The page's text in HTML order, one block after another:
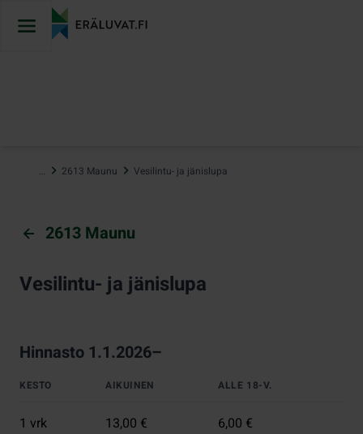
sisältöön
… 2613 Maunu Vesilintu- ja jänislupa
2613 Maunu
Vesilintu- ja jänislupa
Hinnasto 1.1.2026–
KESTO AIKUINEN ALLE 18-V.
1 vrk 13,00 € 6,00 €